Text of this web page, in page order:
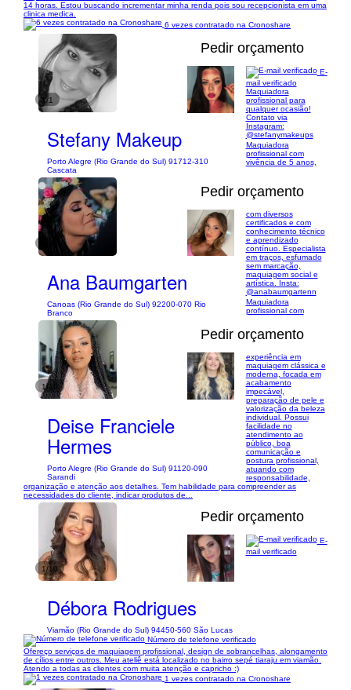
14 horas. Estou buscando incrementar minha renda pois sou recepcionista em uma
clinica medica.
6 vezes contratado na Cronoshare
1/1
Pedir orçamento
Stefany Makeup
Porto Alegre (Rio Grande do Sul) 91712-310
Cascata
E-
mail verificado
Maquiadora
profissional para
qualquer ocasião!
Contato via
Instagram:
@stefanymakeups
Pedir orçamento
Ana Baumgarten
Canoas (Rio Grande do Sul) 92200-070 Rio
Branco
Maquiadora
profissional com
vivência de 5 anos,
com diversos
certificados e com
conhecimento técnico
e aprendizado
contínuo. Especialista
em traços, esfumado
sem marcação,
maquiagem social e
artística. Insta:
@anabaumgartenn
1/10
Pedir orçamento
Deise Franciele
Hermes
Porto Alegre (Rio Grande do Sul) 91120-090
Sarandi
Maquiadora
profissional com
experiência em
maquiagem clássica e
moderna, focada em
acabamento
impecável,
preparação de pele e
valorização da beleza
individual. Possui
facilidade no
atendimento ao
público, boa
comunicação e
postura profissional,
atuando com
responsabilidade,
organização e atenção aos detalhes. Tem habilidade para compreender as
necessidades do cliente, indicar produtos de...
1/10
Pedir orçamento
Débora Rodrigues
Viamão (Rio Grande do Sul) 94450-560 São Lucas
E-
mail verificado
Número de telefone verificado
Ofereço serviços de maquiagem profissional, design de sobrancelhas, alongamento
de cílios entre outros. Meu ateliê está localizado no bairro sepé tiaraju em viamão.
Atendo a todas as clientes com muita atenção e capricho :)
1 vezes contratado na Cronoshare